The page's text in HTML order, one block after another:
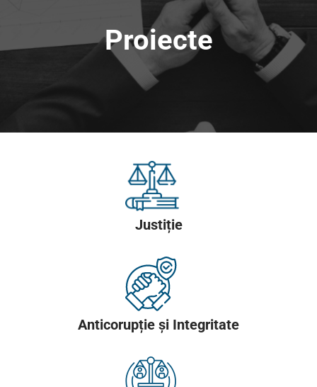
Proiecte
Justiție
Anticorupție și Integritate